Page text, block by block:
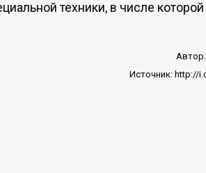
техники, в числе
Автор:
Источник: http://